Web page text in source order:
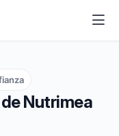
Nutrimea